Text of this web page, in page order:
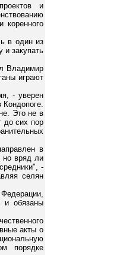
и
коренного
в один из
и закупать
Владимир
играют
- уверен
Это не в
до сих пор
в
но вряд ли
-
селян
и обязаны
акты о
порядке